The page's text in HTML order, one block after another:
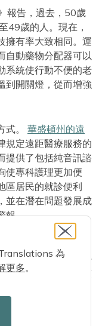
報告，過去，50歲
49歲的人。現在，
擁有率大致相同。運
自動藥物分配器可以
系統使行動不便的老
到開關燈，從而增強
式。 華盛頓州的遠
規定遠距醫療服務的
提供了包括純音訊諮
使專科護理更加便
區居民的就診便利
並在潛在問題發展成
報。
健康數據，並幫助
別人類難以察覺的行
主動、更預防性的護
培訓需求大幅增
為
更多。